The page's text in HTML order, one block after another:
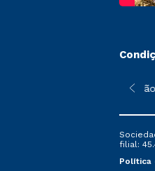
sofrer alterações
*A condição
filial:
Política